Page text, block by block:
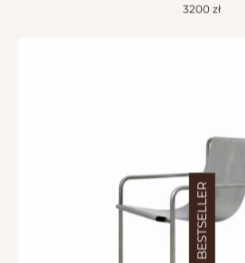
3200 zł
BESTSELLER